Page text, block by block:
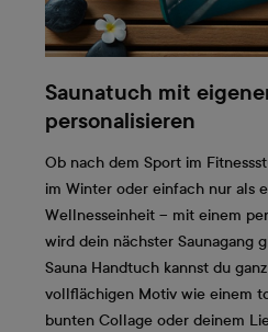
Saunatuch mit
personalisieren
Ob nach dem Sport im
im Winter oder einfach nur als
Wellnesseinheit – mit einem
wird dein nächster Saunagang
Sauna Handtuch kannst du
vollflächigen Motiv wie einem
bunten Collage oder deinem